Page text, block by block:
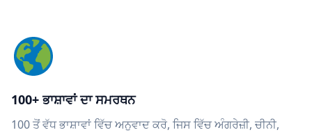
100+ ਭਾਸ਼ਾਵਾਂ ਦਾ ਸਮਰਥਨ
100 ਤੋਂ ਵੱਧ ਭਾਸ਼ਾਵਾਂ ਵਿੱਚ ਅਨੁਵਾਦ ਕਰੋ, ਜਿਸ ਵਿੱਚ ਅੰਗਰੇਜ਼ੀ, ਚੀਨੀ,